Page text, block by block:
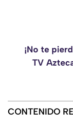
¡No te
TV
CONTENIDO